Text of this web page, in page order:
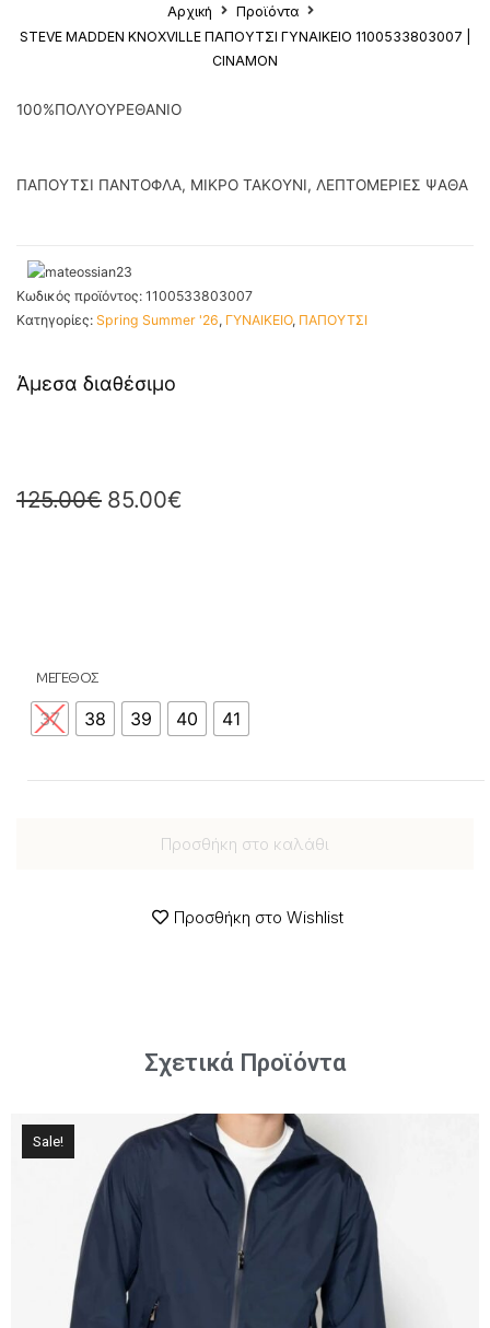
Αρχική
Προϊόντα
STEVE MADDEN KNOXVILLE ΠΑΠΟΥΤΣΙ ΓΥΝΑΙΚΕΙΟ 1100533803007 |
CINAMON
100%ΠΟΛΥΟΥΡΕΘΑΝΙΟ
ΠΑΠΟΥΤΣΙ ΠΑΝΤΟΦΛΑ, ΜΙΚΡΟ ΤΑΚΟΥΝΙ, ΛΕΠΤΟΜΕΡΙΕΣ ΨΑΘΑ
Κωδικός προϊόντος: 1100533803007
Κατηγορίες: Spring Summer '26, ΓΥΝΑΙΚΕΙΟ, ΠΑΠΟΥΤΣΙ
Άμεσα διαθέσιμο
125.00€ 85.00€
ΜΕΓΕΘΟΣ
37 38 39 40 41
Προσθήκη στο καλάθι
Προσθήκη στο Wishlist
Σχετικά Προϊόντα
Sale!